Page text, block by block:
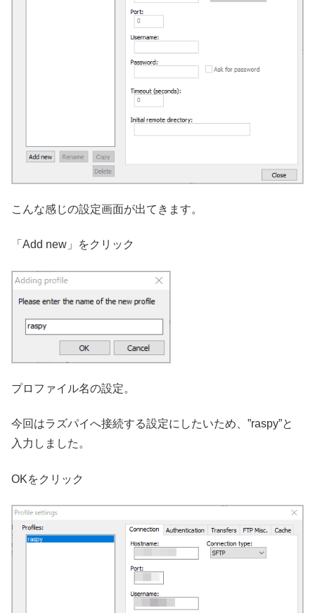
こんな感じの設定画面が出てきます。
「Add new」をクリック
プロファイル名の設定。
今回はラズパイへ接続する設定にしたいため、”raspy”と
入力しました。
OKをクリック